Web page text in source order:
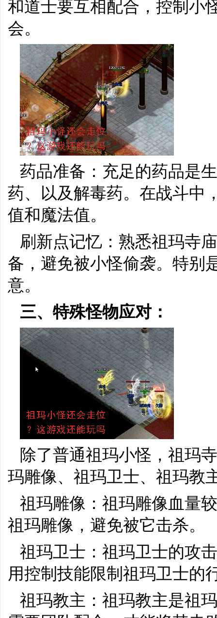
和道士要互相配合，控制小
会。
药品准备：充足的药品是
药、以及解毒药。在战斗中
值和魔法值。
刷新点记忆：熟悉祖玛寺
备，避免被小怪偷袭。特别
意。
三、特殊怪物应对：
除了普通祖玛小怪，祖玛
玛雕像、祖玛卫士、祖玛教
祖玛雕像：祖玛雕像血量
祖玛雕像，避免被它击杀。
祖玛卫士：祖玛卫士的攻
用控制技能限制祖玛卫士的
祖玛教主：祖玛教主是祖